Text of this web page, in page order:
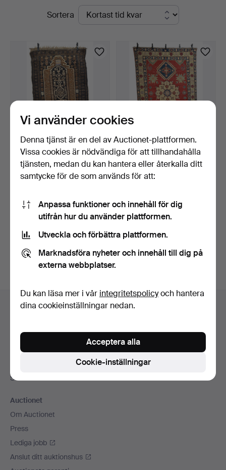
Auction
PågåendeSortera
AFGHANSK MATTA MED
BRUN OCH
MANGANFÄRGAD B…
PERSISK MATTA I KAZAK-
STIL, 1900-TAL.
3 dagar
Bevaka sökning
Du kan också söka i vårt arkiv med avslutade auktioner
Sidfotsnavigation
Hjälp och kontakt
Alla auktionshus
Betalningsalternativ
Sociala medier
Auctionet
Om Auctionet
Press
Lediga jobb
Anslut ditt auktionshus
Vi använder cookies
Denna tjänst är en del av Auctionet-plattformen.
Vissa cookies är nödvändiga för att tillhandahålla
tjänsten, medan du kan hantera eller återkalla ditt
samtycke för de som används för att:
Anpassa funktioner och innehåll för dig
utifrån hur du använder plattformen.
Utveckla och förbättra plattformen.
Marknadsföra nyheter och innehåll till dig på
externa webbplatser.
Du kan läsa mer i vår integritetspolicyoch hantera
dina cookieinställningar nedan.
Cookie-inställningar
Acceptera alla